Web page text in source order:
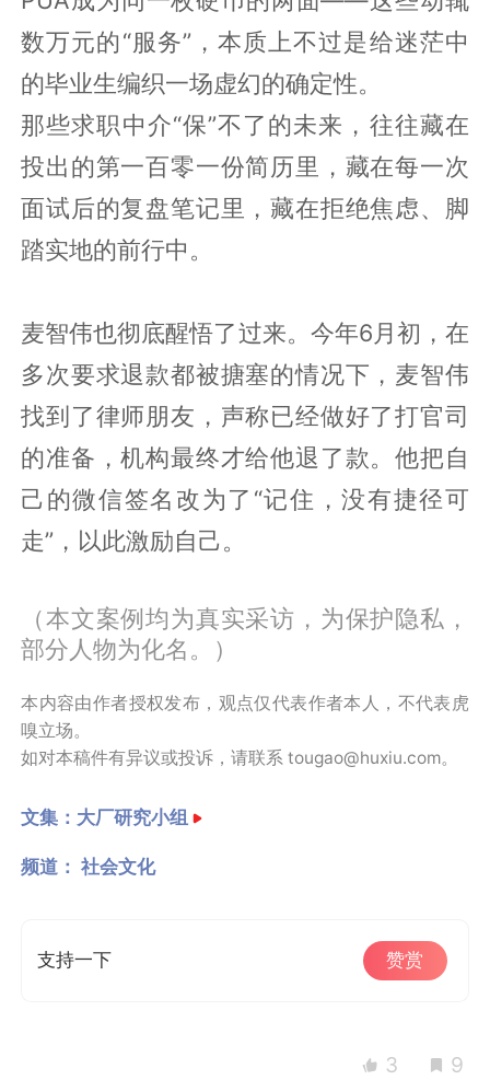
数万元的“服务”，本质上不过是给迷茫中
的毕业生编织一场虚幻的确定性。
那些求职中介“保”不了的未来，往往藏在
投出的第一百零一份简历里，藏在每一次
面试后的复盘笔记里，藏在拒绝焦虑、脚
踏实地的前行中。
麦智伟也彻底醒悟了过来。今年6月初，在
多次要求退款都被搪塞的情况下，麦智伟
找到了律师朋友，声称已经做好了打官司
的准备，机构最终才给他退了款。他把自
己的微信签名改为了“记住，没有捷径可
走”，以此激励自己。
（本文案例均为真实采访，为保护隐私，
部分人物为化名。）
本内容由作者授权发布，观点仅代表作者本人，不代表虎
嗅立场。
如对本稿件有异议或投诉，请联系 tougao@huxiu.com。
文集： 大厂研究小组
频道： 社会文化
支持一下 赞赏
3 9